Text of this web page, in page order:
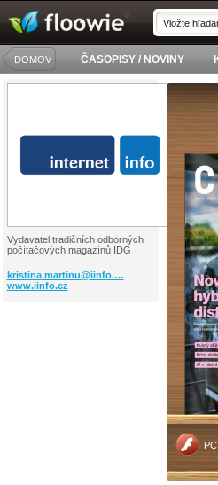
DOMOV ČASOPISY / NOVINY
Vydavatel tradičních odborných
počítačových magazínů IDG
kristina.martinu@iinfo.…
www.iinfo.cz